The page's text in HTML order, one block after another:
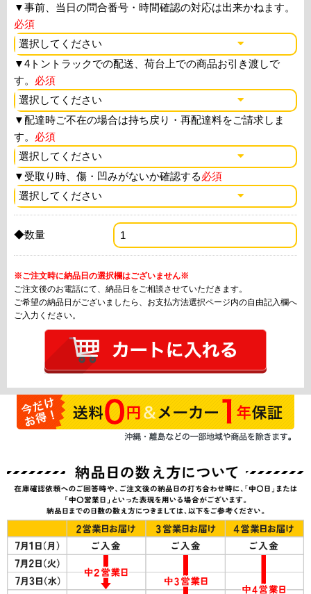
▼事前、当日の問合番号・時間確認の対応は出来かねます。
必須
▼4トントラックでの配送、荷台上での商品お引き渡しで
す。 必須
▼配達時ご不在の場合は持ち戻り・再配達料をご請求しま
す。 必須
▼ 受取り時、傷・凹みがないか確認する必須
◆数量
※ご注文時に納品日の選択欄はございません※
ご注文後のお電話にて、納品日をご相談させていただきます。
ご希望の納品日がございましたら、お支払方法選択ページ内の自由記入欄へ
ご入力ください。